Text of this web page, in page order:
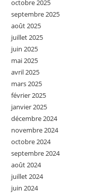
octobre 2025
septembre 2025
août 2025
juillet 2025
juin 2025
mai 2025
avril 2025
mars 2025
février 2025
janvier 2025
décembre 2024
novembre 2024
octobre 2024
septembre 2024
août 2024
juillet 2024
juin 2024